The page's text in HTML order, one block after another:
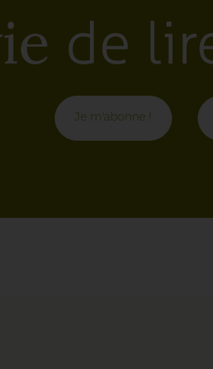
réputé château de
de
Je m'abonne !